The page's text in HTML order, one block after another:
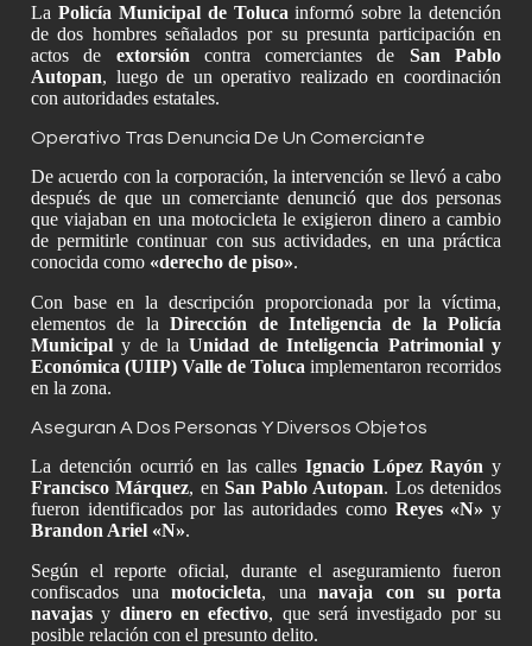
La Policía Municipal de Toluca informó sobre la detención
de dos hombres señalados por su presunta participación en
actos de extorsión contra comerciantes de San Pablo
Autopan, luego de un operativo realizado en coordinación
con autoridades estatales.
Operativo Tras Denuncia De Un Comerciante
De acuerdo con la corporación, la intervención se llevó a cabo
después de que un comerciante denunció que dos personas
que viajaban en una motocicleta le exigieron dinero a cambio
de permitirle continuar con sus actividades, en una práctica
conocida como «derecho de piso».
Con base en la descripción proporcionada por la víctima,
elementos de laDirección de Inteligencia de la Policía
Municipaly de la Unidad de Inteligencia Patrimonial y
Económica (UIIP) Valle de Toluca implementaron recorridos
en la zona.
Aseguran A Dos Personas Y Diversos Objetos
La detención ocurrió en las calles Ignacio López Rayón y
Francisco Márquez, en San Pablo Autopan. Los detenidos
fueron identificados por las autoridades como Reyes «N» y
Brandon Ariel «N».
Según el reporte oficial, durante el aseguramiento fueron
confiscados unamotocicleta, unanavaja con su porta
navajasy dinero en efectivo, que será investigado por su
posible relación con el presunto delito.